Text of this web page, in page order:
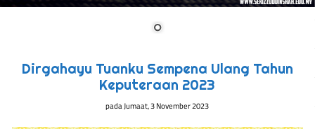
Dirgahayu Tuanku Sempena Ulang Tahun
Keputeraan 2023
padaJumaat, 3 November 2023